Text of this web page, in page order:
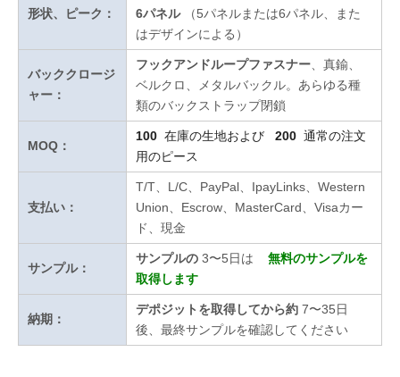
形状、ピーク： 6パネル
（5パネルまたは6パネル、また
はデザインによる）
バッククロージ
ャー：
フックアンドループファスナー 、真鍮、
ベルクロ、メタルバックル。あらゆる種
類のバックストラップ閉鎖
MOQ：
100 在庫の生地および 200 通常の注文
用のピース
支払い：
T/T、L/C、PayPal、IpayLinks、Western
Union、Escrow、MasterCard、Visaカー
ド、現金
サンプル：
サンプルの 3〜5日は 無料のサンプルを
取得します
納期：
デポジットを取得してから約 7〜35日
後、最終サンプルを確認してください